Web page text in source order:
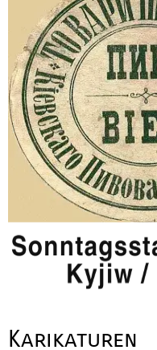
Karikaturen